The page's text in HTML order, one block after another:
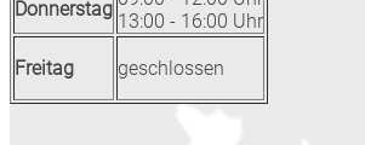
Donnerstag
13:00 - 16:00 Uhr
Freitag geschlossen